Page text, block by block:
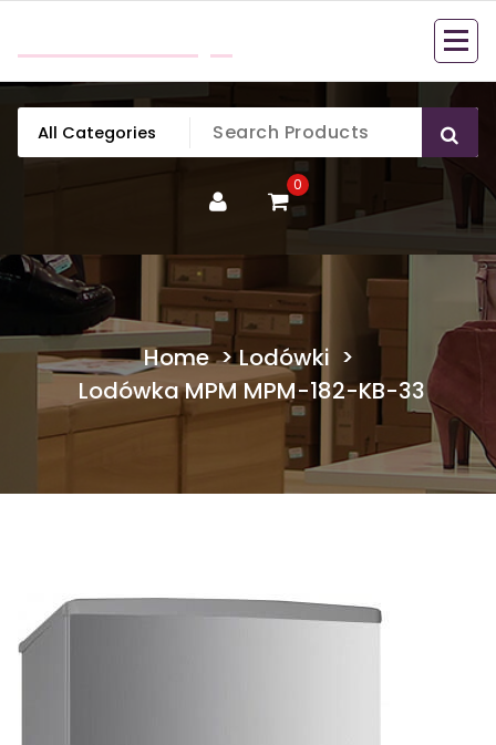
content
0
Home>Lodówki >
Lodówka MPM MPM-182-KB-33